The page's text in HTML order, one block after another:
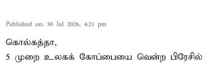
Published on: 30 Jul 2026, 4:21 pm
கொல்கத்தா,
5 முறை உலகக் கோப்பையை வென்ற பிரேசில்